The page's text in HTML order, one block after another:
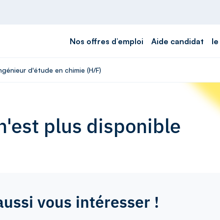
Nos offres d’emploi Aide candidat
d'étude en chimie (H/F)
plus disponible
vous intéresser !